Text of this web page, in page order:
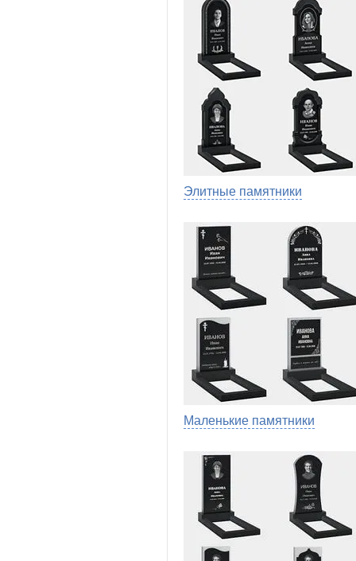
Элитные памятники
Маленькие памятники